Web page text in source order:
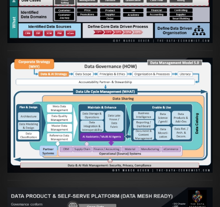
VIEW
Artikel:Die moderne Architektur für
Daten- und KI-orientierte Unternehmen
VIEW